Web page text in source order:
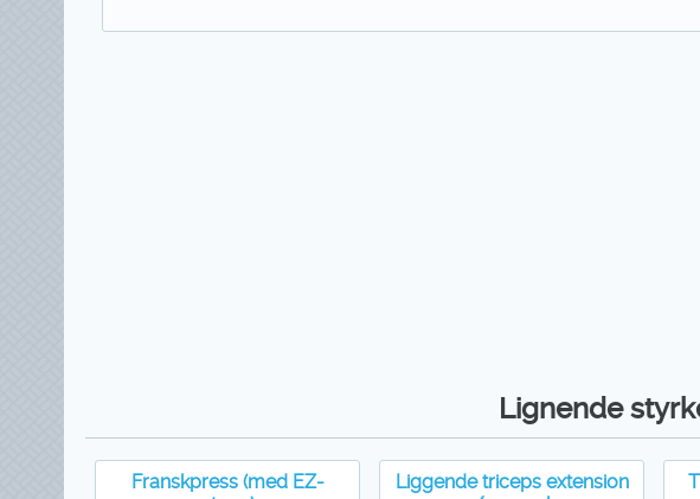
Lignende
Franskpress (med EZ-
Liggende triceps extension